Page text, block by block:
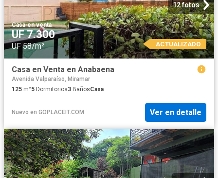
12 fotos
Casa·en venta
UF 7.300
UF 58/m² ACTUALIZADO
Casa en Venta en Anabaena
Avenida Valparaíso, Miramar
125 m²5 Dormitorios3 BañosCasa
Nuevo en GOPLACEIT.COM Ver en detalle